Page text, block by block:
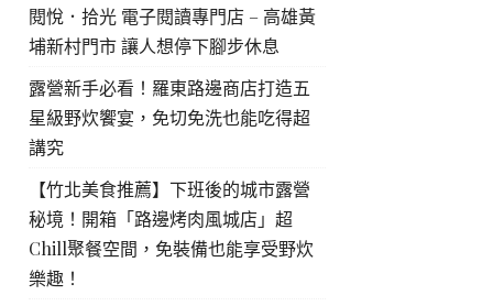
閱悅．拾光 電子閱讀專門店 – 高雄黃
埔新村門市 讓人想停下腳步休息
露營新手必看！羅東路邊商店打造五
星級野炊饗宴，免切免洗也能吃得超
講究
【竹北美食推薦】下班後的城市露營
秘境！開箱「路邊烤肉風城店」超
Chill聚餐空間，免裝備也能享受野炊
樂趣！